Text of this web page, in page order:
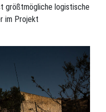
größtmögliche logistische
im Projekt